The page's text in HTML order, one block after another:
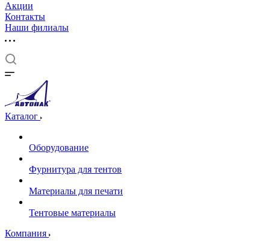
Акции
Контакты
Наши филиалы
Каталог
Оборудование
Фурнитура для тентов
Материалы для печати
Тентовые материалы
Компания